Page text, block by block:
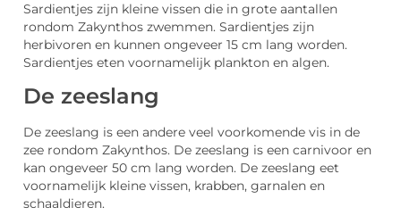
Sardientjes zijn kleine vissen die in grote aantallen
rondom Zakynthos zwemmen. Sardientjes zijn
herbivoren en kunnen ongeveer 15 cm lang worden.
Sardientjes eten voornamelijk plankton en algen.
De zeeslang
De zeeslang is een andere veel voorkomende vis in de
zee rondom Zakynthos. De zeeslang is een carnivoor en
kan ongeveer 50 cm lang worden. De zeeslang eet
voornamelijk kleine vissen, krabben, garnalen en
schaaldieren.